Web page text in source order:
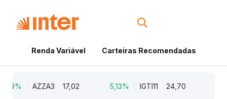
Renda Variável Carteiras Recomendadas
AZZA3 17,02 5,13% IGTI11 24,70